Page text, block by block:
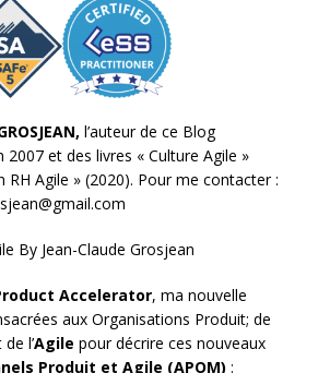
l’auteur de ce Blog
2007 et des livres « Culture Agile »
RH Agile » (2020). Pour me contacter :
Accelerator, ma nouvelle
aux Organisations Produit; de
de l’Agile pour décrire ces nouveaux
Produit et Agile (APOM) :